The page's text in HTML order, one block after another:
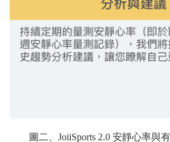
圖二、JoiiSports 2.0 安靜心率與